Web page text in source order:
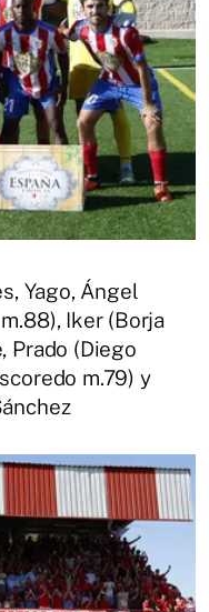
Yago, Ángel
Iker (Borja
Prado (Diego
m.79) y